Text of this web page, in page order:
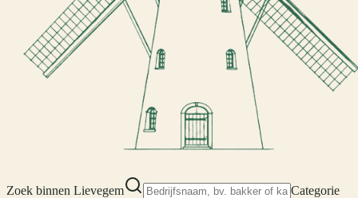
Zoek binnen Lievegem Categorie